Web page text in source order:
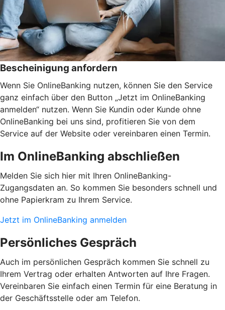
Bescheinigung anfordern
Wenn Sie OnlineBanking nutzen, können Sie den Service
ganz einfach über den Button „Jetzt im OnlineBanking
anmelden“ nutzen. Wenn Sie Kundin oder Kunde ohne
OnlineBanking bei uns sind, profitieren Sie von dem
Service auf der Website oder vereinbaren einen Termin.
Im OnlineBanking abschließen
Melden Sie sich hier mit Ihren OnlineBanking-
Zugangsdaten an. So kommen Sie besonders schnell und
ohne Papierkram zu Ihrem Service.
Jetzt im OnlineBanking anmelden
Persönliches Gespräch
Auch im persönlichen Gespräch kommen Sie schnell zu
Ihrem Vertrag oder erhalten Antworten auf Ihre Fragen.
Vereinbaren Sie einfach einen Termin für eine Beratung in
der Geschäftsstelle oder am Telefon.